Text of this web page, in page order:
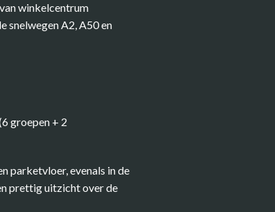
winkelcentrum
snelwegen A2, A50 en
groepen + 2
parketvloer, evenals in de
prettig uitzicht over de